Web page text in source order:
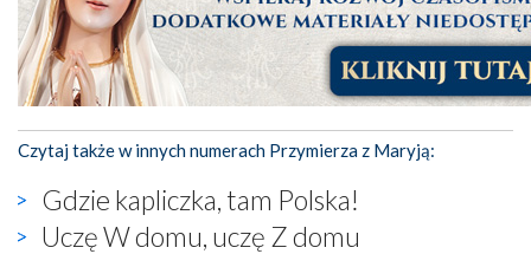
Czytaj także w innych numerach Przymierza z Maryją:
Gdzie kapliczka, tam Polska!
Uczę W domu, uczę Z domu